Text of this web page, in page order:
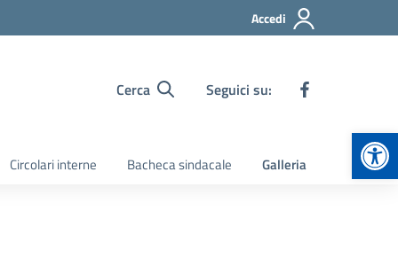
Accedi
Cerca Seguici su:
Circolari interne Bacheca sindacale Galleria